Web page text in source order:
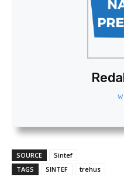
SOURCE
Sintef
TAGS
SINTEF trehus